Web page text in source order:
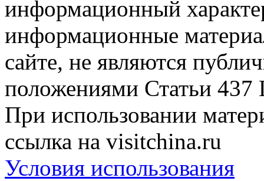
информационный
информационные
сайте, не являются
положениями Статьи 437
При использовании
ссылка на visitchina.ru
Условия использования